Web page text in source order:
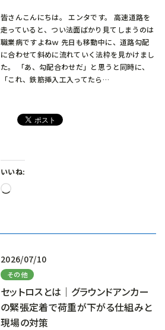
皆さんこんにちは。 エンタです。 高速道路を
走っていると、つい法面ばかり見てしまうのは
職業病ですよねｗ 先日も移動中に、道路勾配
に合わせて斜めに流れていく法枠を見かけまし
た。 「あ、勾配合わせだ」と思うと同時に、
「これ、鉄筋挿入工入ってたら…
いいね:
読
2026/07/10
その他
セットロスとは｜グラウンドアンカー
の緊張定着で荷重が下がる仕組みと
現場の対策